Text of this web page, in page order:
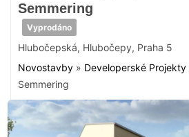
Semmering
Vyprodáno
Hlubočepská, Hlubočepy, Praha 5
Novostavby » Developerské Projekty
Semmering